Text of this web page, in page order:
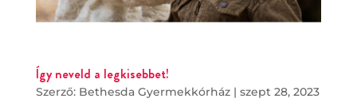
Így neveld a legkisebbet!
Szerző: Bethesda Gyermekkórház| szept 28, 2023